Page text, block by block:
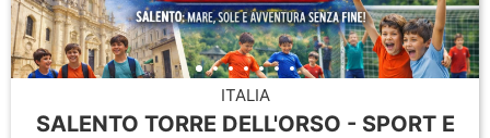
ITALIA
SALENTO TORRE DELL'ORSO - SPORT E